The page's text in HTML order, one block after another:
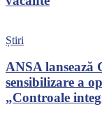
Știri
ANSA lansează
sensibilizare a
„Controale